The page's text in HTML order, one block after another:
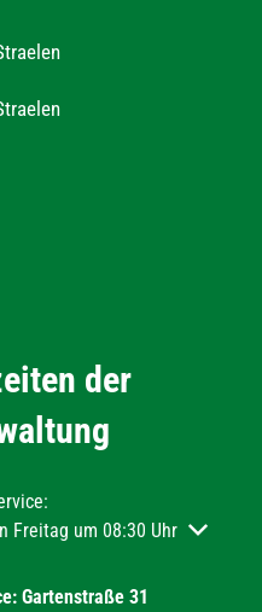
der
oder Schließzeiten
Freitag um 08:30 Uhr
Gartenstraße 31